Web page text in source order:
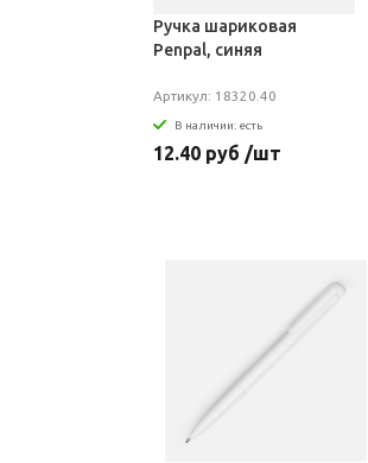
Ручка шариковая
Penpal, синяя
Артикул: 18320.40
В наличии: есть
12.40 руб /шт